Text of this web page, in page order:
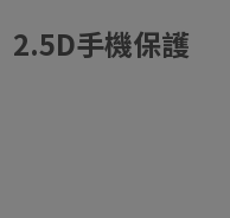
2.5D手機保護